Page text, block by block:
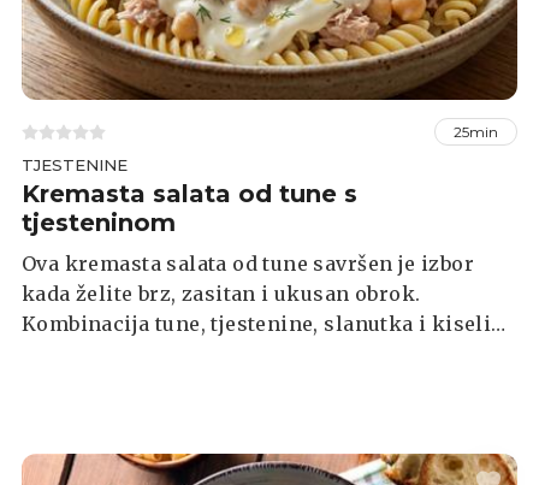
25min
TJESTENINE
Kremasta salata od tune s
tjesteninom
Ova kremasta salata od tune savršen je izbor
kada želite brz, zasitan i ukusan obrok.
Kombinacija tune, tjestenine, slanutka i kiselih